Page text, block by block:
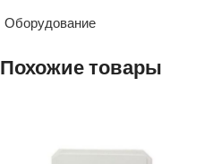
Оборудование
Похожие товары